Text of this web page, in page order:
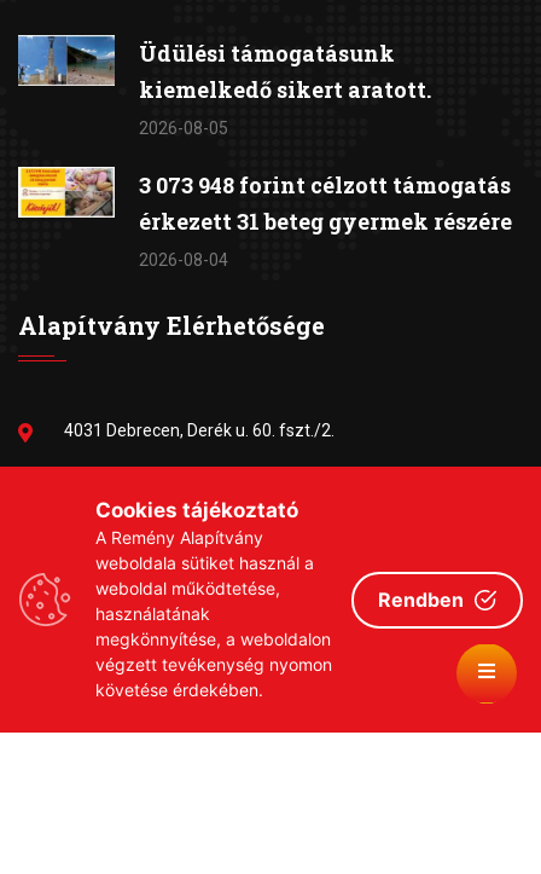
Üdülési támogatásunk
kiemelkedő sikert aratott.
2026-08-05
3 073 948 forint célzott támogatás
érkezett 31 beteg gyermek részére
2026-08-04
Alapítvány Elérhetősége
4031 Debrecen, Derék u. 60. fszt./2.
remeny1999@gmail.com
Cookies tájékoztató
A Remény Alapítvány
weboldala sütiket használ a
weboldal működtetése,
használatának
megkönnyítése, a weboldalon
végzett tevékenység nyomon
követése érdekében.
Rendben